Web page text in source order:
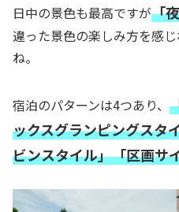
日中の景色も最高ですが「
違った景色の楽しみ方を感
ね。
宿泊のパターンは4つあり、
ックスグランピングスタ
ビンスタイル」「区画サ